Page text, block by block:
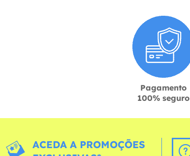
Pagamento
100% seguro
ACEDA A PROMOÇÕES